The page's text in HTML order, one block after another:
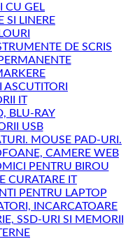
CU GEL
SI LINERE
DE SCRIS
ASCUTITORI
IT
BLU-RAY
USB
MOUSE PAD-URI.
CAMERE WEB
PENTRU BIROU
CURATARE IT
PENTRU LAPTOP
INCARCATOARE
SSD-URI SI MEMORII